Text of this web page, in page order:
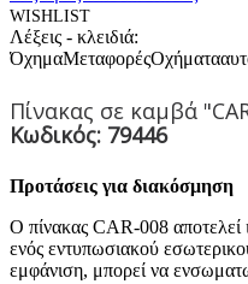
WISHLIST
Λέξεις - κλειδιά:
ΌχημαΜεταφορέςΟχήματα
Πίνακας σε καμβά
Κωδικός: 79446
Προτάσεις για διακόσμηση
Ο πίνακας CAR-008 αποτελεί
ενός εντυπωσιακού
εμφάνιση, μπορεί να